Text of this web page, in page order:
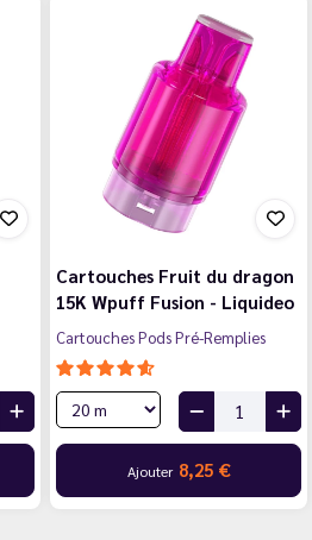
Cartouches Fruit du dragon
15K Wpuff Fusion - Liquideo
Cartouches Pods Pré-Remplies
Ajouter 8,25 €